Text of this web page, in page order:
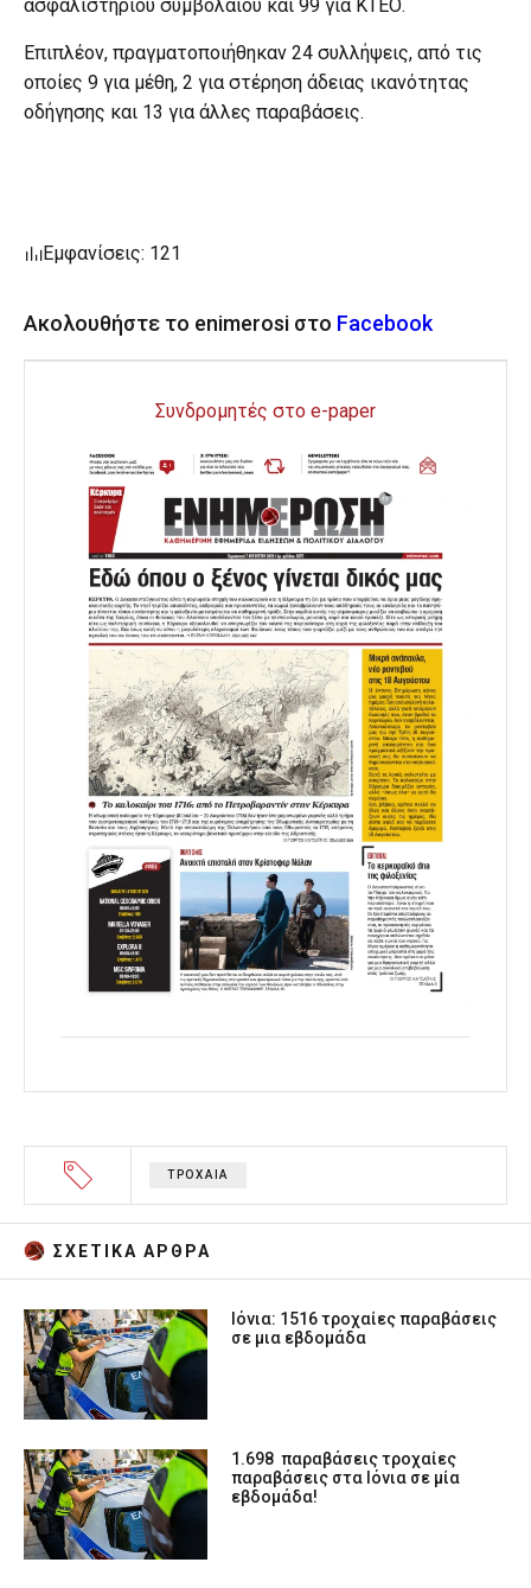
ασφαλιστηρίου συμβολαίου και 99 για ΚΤΕΟ.
Επιπλέον, πραγματοποιήθηκαν 24 συλλήψεις, από τις
οποίες 9 για μέθη, 2 για στέρηση άδειας ικανότητας
οδήγησης και 13 για άλλες παραβάσεις.
Εμφανίσεις: 121
Ακολουθήστε το enimerosi στο Facebook
Συνδρομητές στο e-paper
ΤΡΟΧΑΙΑ
ΣΧΕΤΙΚA AΡΘΡΑ
Ιόνια: 1516 τροχαίες παραβάσεις
σε μια εβδομάδα
1.698 παραβάσεις τροχαίες
παραβάσεις στα Ιόνια σε μία
εβδομάδα!